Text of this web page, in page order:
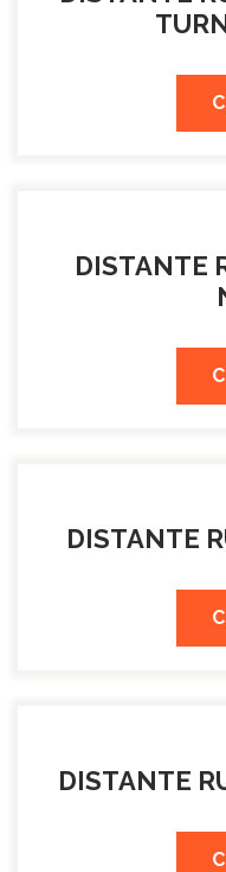
DISTANTE
DISTANTE
DISTANTE